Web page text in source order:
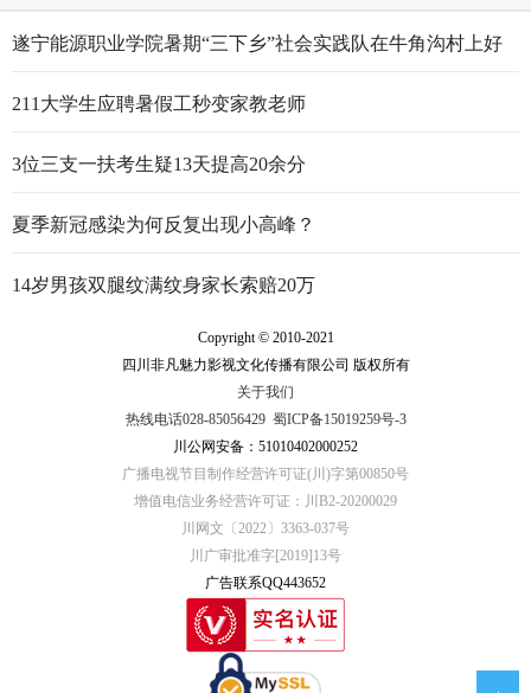
遂宁能源职业学院暑期“三下乡”社会实践队在牛角沟村上好
211大学生应聘暑假工秒变家教老师
3位三支一扶考生疑13天提高20余分
夏季新冠感染为何反复出现小高峰？
14岁男孩双腿纹满纹身家长索赔20万
Copyright © 2010-2021
四川非凡魅力影视文化传播有限公司 版权所有
关于我们
热线电话028-85056429 蜀ICP备15019259号-3
川公网安备：51010402000252
广播电视节目制作经营许可证(川)字第00850号
增值电信业务经营许可证：川B2-20200029
川网文〔2022〕3363-037号
川广审批准字[2019]13号
广告联系QQ443652